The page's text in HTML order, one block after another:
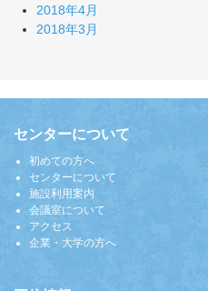
2018年4月
2018年3月
センターについて
初めての方へ
センターについて
施設利用案内
会議室について
アクセス
企業・大学の方へ